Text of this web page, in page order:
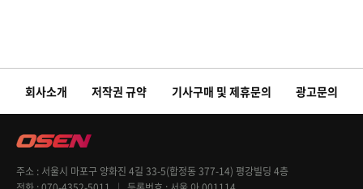
회사소개 저작권 규약 기사구매 및 제휴문의 광고문의
주소
서울시 마포구 양화진 4길 33-5(합정동 377-14) 평강빌딩 4층